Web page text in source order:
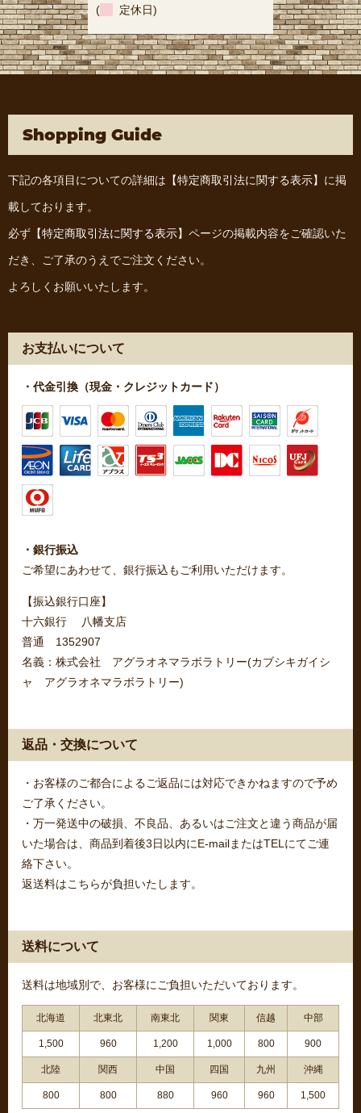
( 定休日)
Shopping Guide
下記の各項目についての詳細は 【特定商取引法に関する表示】 に掲
載しております。
必ず 【特定商取引法に関する表示】 ページの掲載内容をご確認いた
だき、ご了承のうえでご注文ください。
よろしくお願いいたします。
お支払いについて
・代金引換（現金・クレジットカード）
・銀行振込
ご希望にあわせて、銀行振込もご利用いただけます。
【振込銀行口座】
十六銀行 八幡支店
普通 1352907
名義：株式会社 アグラオネマラボラトリー(カブシキガイシ
ャ アグラオネマラボラトリー)
返品・交換について
・お客様のご都合によるご返品には対応できかねますので予め
ご了承ください。
・万一発送中の破損、不良品、あるいはご注文と違う商品が届
いた場合は、商品到着後3日以内にE-mailまたはTELにてご連
絡下さい。
返送料はこちらが負担いたします。
送料について
送料は地域別で、お客様にご負担いただいております。
北海道 北東北 南東北 関東 信越 中部
1,500 960 1,200 1,000 800 900
北陸 関西 中国 四国 九州 沖縄
800 800 880 960 960 1,500